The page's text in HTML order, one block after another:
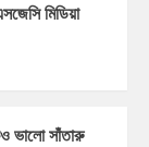
মিডিয়া
ভালো সাঁতারু